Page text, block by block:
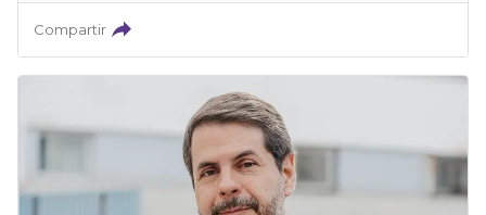
Compartir